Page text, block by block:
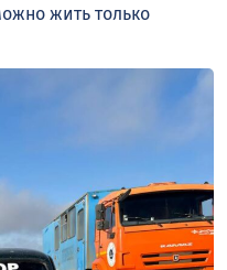
жить только